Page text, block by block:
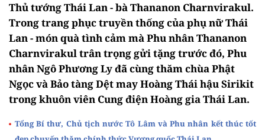
Thủ tướng Thái Lan - bà Thananon Charnvirakul.
Trong trang phục truyền thống của phụ nữ Thái
Lan - món quà tình cảm mà Phu nhân Thananon
Charnvirakul trân trọng gửi tặng trước đó, Phu
nhân Ngô Phương Ly đã cùng thăm chùa Phật
Ngọc và Bảo tàng Dệt may Hoàng Thái hậu Sirikit
trong khuôn viên Cung điện Hoàng gia Thái Lan.
Tổng Bí thư, Chủ tịch nước Tô Lâm và Phu nhân kết thúc tốt